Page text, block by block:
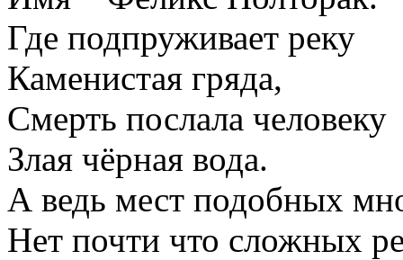
Где подпруживает реку
Каменистая гряда,
Смерть послала человеку
Злая чёрная вода.
А ведь мест подобных
Нет почти что сложных